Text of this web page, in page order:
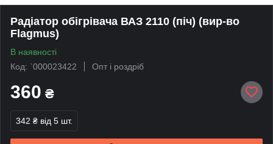
Радіатор обігрівача ВАЗ 2110 (піч) (вир-во
Flagmus)
В наявності
Код: `000023422
Опт і роздріб
360 ₴
342 ₴ від 5 шт.